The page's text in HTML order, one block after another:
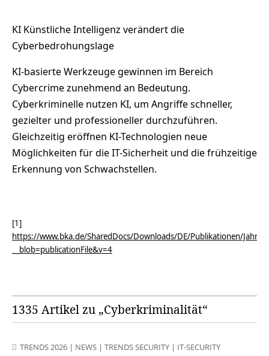
KI Künstliche Intelligenz verändert die
Cyberbedrohungslage
KI-basierte Werkzeuge gewinnen im Bereich
Cybercrime zunehmend an Bedeutung.
Cyberkriminelle nutzen KI, um Angriffe schneller,
gezielter und professioneller durchzuführen.
Gleichzeitig eröffnen KI-Technologien neue
Möglichkeiten für die IT-Sicherheit und die frühzeitige
Erkennung von Schwachstellen.
[1]
https://www.bka.de/SharedDocs/Downloads/DE/Publikationen/
__blob=publicationFile&v=4
1335 Artikel zu „Cyberkriminalität“
TRENDS 2026 | NEWS | TRENDS SECURITY | IT-SECURITY